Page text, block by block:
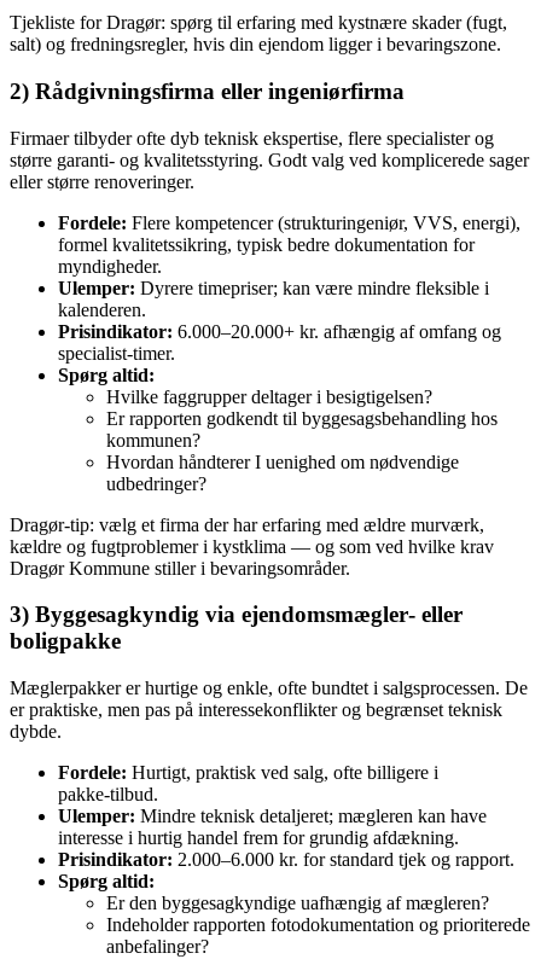
Tjekliste for Dragør: spørg til erfaring med kystnære skader (fugt,
salt) og fredningsregler, hvis din ejendom ligger i bevaringszone.
2) Rådgivningsfirma eller ingeniørfirma
Firmaer tilbyder ofte dyb teknisk ekspertise, flere specialister og
større garanti- og kvalitetsstyring. Godt valg ved komplicerede sager
eller større renoveringer.
Fordele: Flere kompetencer (strukturingeniør, VVS, energi),
formel kvalitetssikring, typisk bedre dokumentation for
myndigheder.
Ulemper: Dyrere timepriser; kan være mindre fleksible i
kalenderen.
Prisindikator: 6.000–20.000+ kr. afhængig af omfang og
specialist‑timer.
Spørg altid:
Hvilke faggrupper deltager i besigtigelsen?
Er rapporten godkendt til byggesagsbehandling hos
kommunen?
Hvordan håndterer I uenighed om nødvendige
udbedringer?
Dragør‑tip: vælg et firma der har erfaring med ældre murværk,
kældre og fugtproblemer i kystklima — og som ved hvilke krav
Dragør Kommune stiller i bevaringsområder.
3) Byggesagkyndig via ejendomsmægler‑ eller
boligpakke
Mæglerpakker er hurtige og enkle, ofte bundtet i salgsprocessen. De
er praktiske, men pas på interessekonflikter og begrænset teknisk
dybde.
Fordele: Hurtigt, praktisk ved salg, ofte billigere i
pakke‑tilbud.
Ulemper: Mindre teknisk detaljeret; mægleren kan have
interesse i hurtig handel frem for grundig afdækning.
Prisindikator: 2.000–6.000 kr. for standard tjek og rapport.
Spørg altid:
Er den byggesagkyndige uafhængig af mægleren?
Indeholder rapporten fotodokumentation og prioriterede
anbefalinger?